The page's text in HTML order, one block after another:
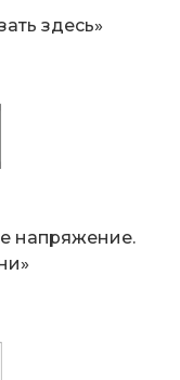
здесь»
напряжение.